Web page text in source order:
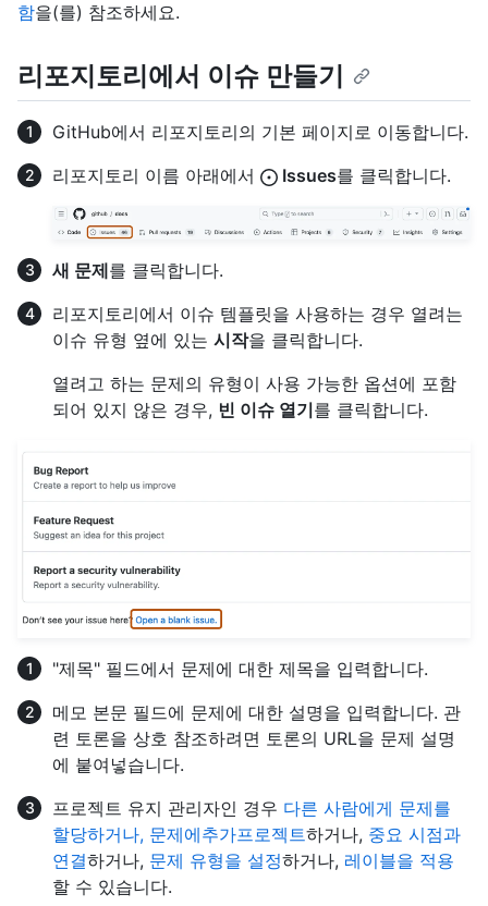
함을(를) 참조하세요.
리포지토리에서 이슈 만들기
GitHub에서 리포지토리의 기본 페이지로 이동합니다.
리포지토리 이름 아래에서
Issues를 클릭합니다.
새 문제를 클릭합니다.
리포지토리에서 이슈 템플릿을 사용하는 경우 열려는
이슈 유형 옆에 있는 시작을 클릭합니다.
열려고 하는 문제의 유형이 사용 가능한 옵션에 포함
되어 있지 않은 경우, 빈 이슈 열기를 클릭합니다.
"제목" 필드에서 문제에 대한 제목을 입력합니다.
메모 본문 필드에 문제에 대한 설명을 입력합니다. 관
련 토론을 상호 참조하려면 토론의 URL을 문제 설명
에 붙여넣습니다.
프로젝트 유지 관리자인 경우 다른 사람에게 문제를
할당하거나, 문제에추가프로젝트하거나, 중요 시점과
연결하거나, 문제 유형을 설정하거나, 레이블을 적용
할 수 있습니다.